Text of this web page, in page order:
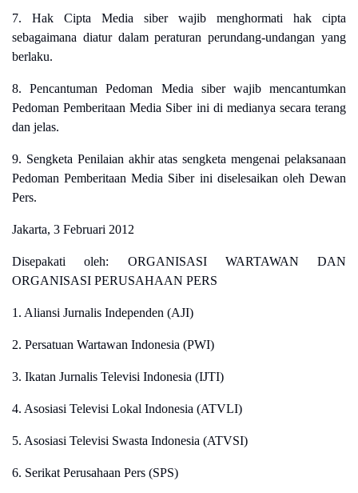
7. Hak Cipta Media siber wajib menghormati hak cipta
sebagaimana diatur dalam peraturan perundang-undangan yang
berlaku.
8. Pencantuman Pedoman Media siber wajib mencantumkan
Pedoman Pemberitaan Media Siber ini di medianya secara terang
dan jelas.
9. Sengketa Penilaian akhir atas sengketa mengenai pelaksanaan
Pedoman Pemberitaan Media Siber ini diselesaikan oleh Dewan
Pers.
Jakarta, 3 Februari 2012
Disepakati oleh: ORGANISASI WARTAWAN DAN
ORGANISASI PERUSAHAAN PERS
1. Aliansi Jurnalis Independen (AJI)
2. Persatuan Wartawan Indonesia (PWI)
3. Ikatan Jurnalis Televisi Indonesia (IJTI)
4. Asosiasi Televisi Lokal Indonesia (ATVLI)
5. Asosiasi Televisi Swasta Indonesia (ATVSI)
6. Serikat Perusahaan Pers (SPS)